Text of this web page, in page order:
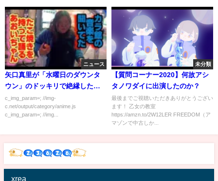
ニュース
矢口真里が「水曜日のダウンタ
ウン」のドッキリで絶縁した親
友は…
c_img_param=; //img-
c.net/output/category/anime.js
c_img_param=; //img...
未分類
【質問コーナー2020】何故アシ
タノワダイに出演したのか？
最後までご視聴いただきありがとうござい
ます！ 乙女の教室
https://amzn.to/2W12LER FREEDOM（ア
マゾンで中古しか...
xrea